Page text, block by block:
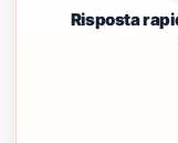
Risposta